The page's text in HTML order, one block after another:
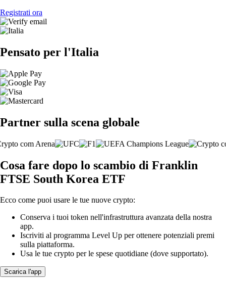
Registrati ora
Pensato per l'Italia
Partner sulla scena globale
Cosa fare dopo lo scambio di Franklin
FTSE South Korea ETF
Ecco come puoi usare le tue nuove crypto:
Conserva i tuoi token nell'infrastruttura avanzata della nostra
app.
Iscriviti al programma Level Up per ottenere potenziali premi
sulla piattaforma.
Usa le tue crypto per le spese quotidiane (dove supportato).
Scarica l'app